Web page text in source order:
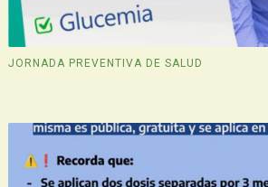
JORNADA PREVENTIVA DE SALUD